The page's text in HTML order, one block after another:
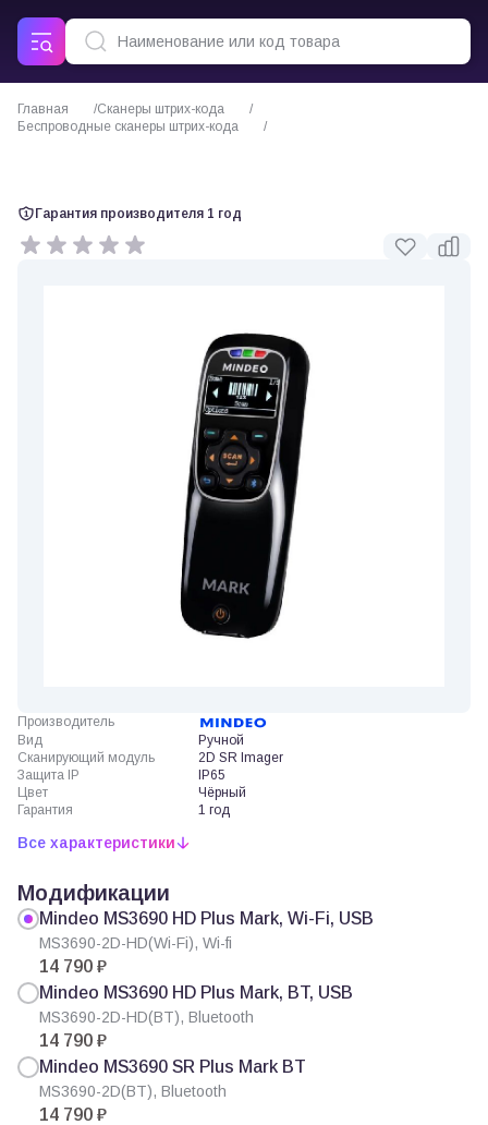
Главная
Сканеры штрих-кода
Беспроводные сканеры штрих-кода
Гарантия производителя 1 год
Производитель
Вид
Ручной
Сканирующий модуль
2D SR Imager
Защита IP
IP65
Цвет
Чёрный
Гарантия
1 год
Все характеристики
Модификации
Mindeo MS3690 HD Plus Mark, Wi-Fi, USB
MS3690-2D-HD(Wi-Fi), Wi-fi
14 790 ₽
Mindeo MS3690 HD Plus Mark, BT, USB
MS3690-2D-HD(BT), Bluetooth
14 790 ₽
Mindeo MS3690 SR Plus Mark BT
MS3690-2D(BT), Bluetooth
14 790 ₽